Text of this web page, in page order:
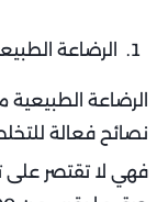
الرضاعة
نصائح فعالة
فهي لا تقتصر